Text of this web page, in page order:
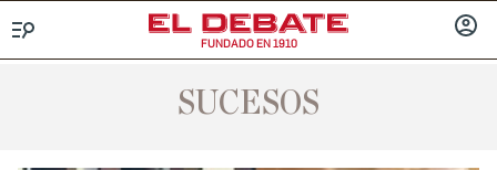
FUNDADO EN 1910
SUCESOS